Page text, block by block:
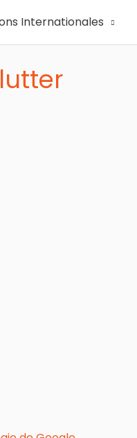
Internationales